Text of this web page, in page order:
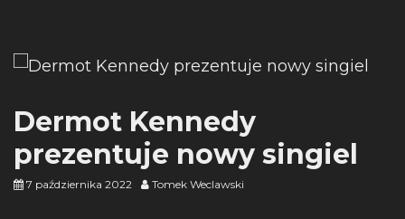
Dermot Kennedy
prezentuje nowy singiel
7 października 2022 Tomek Weclawski